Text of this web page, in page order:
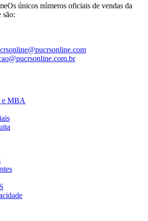
Os únicos números oficiais de vendas da
e MBA